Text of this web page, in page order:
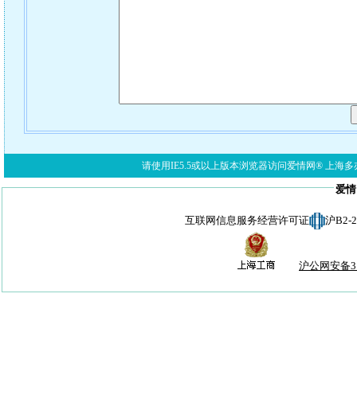
请使用IE5.5或以上版本浏览器访问爱情网® 上海多
爱
互联网信息服务经营许可证 沪B2-
沪公网安备